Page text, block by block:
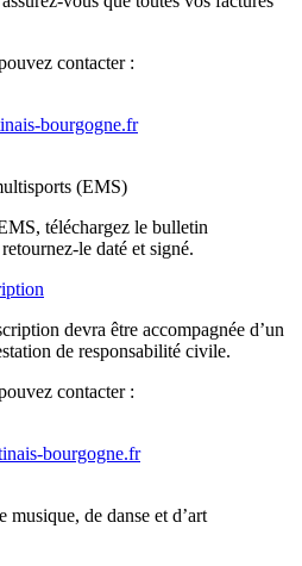
contacter :
bourgogne.fr
(EMS)
téléchargez le bulletin
le daté et signé.
devra être accompagnée d’un
de responsabilité civile.
contacter :
bourgogne.fr
musique, de danse et d’art